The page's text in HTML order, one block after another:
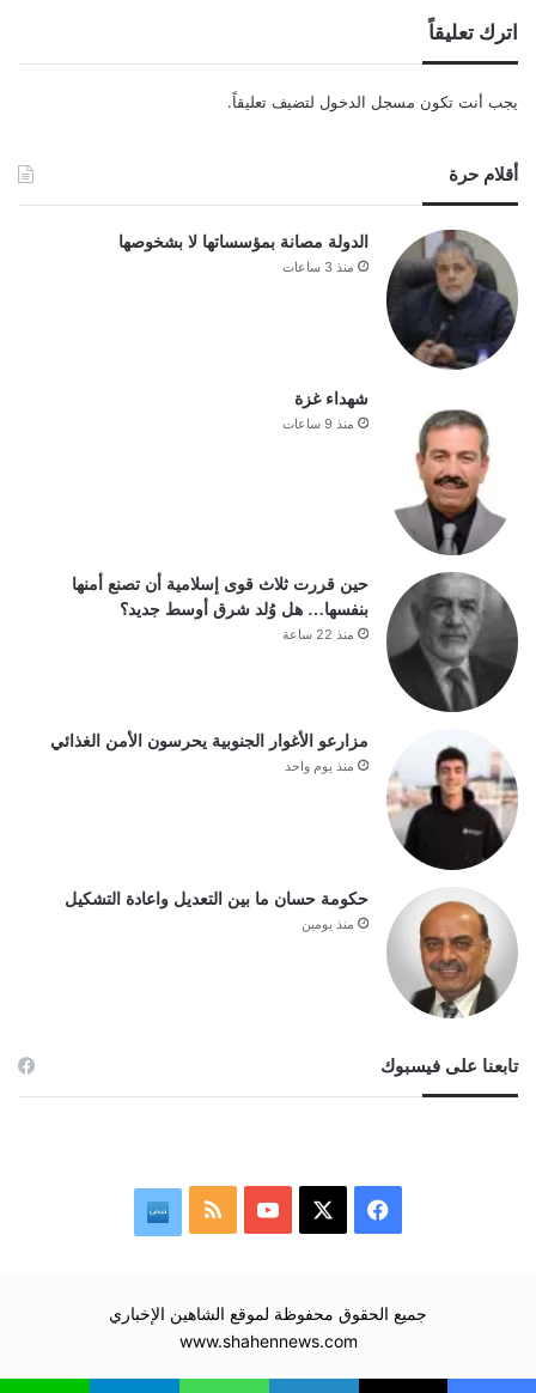
اترك تعليقاً
يجب أنت تكون مسجل الدخول لتضيف تعليقاً.
أقلام حرة
الدولة مصانة بمؤسساتها لا بشخوصها
منذ 3 ساعات
شهداء غزة
منذ 9 ساعات
حين قررت ثلاث قوى إسلامية أن تصنع أمنها
بنفسها… هل وُلد شرق أوسط جديد؟
منذ 22 ساعة
مزارعو الأغوار الجنوبية يحرسون الأمن الغذائي
منذ يوم واحد
حكومة حسان ما بين التعديل واعادة التشكيل
منذ يومين
تابعنا على فيسبوك
فيسبوك ‫YouTubeملخص
RSS
جميع الحقوق محفوظة لموقع الشاهين الإخباري
www.shahennews.com